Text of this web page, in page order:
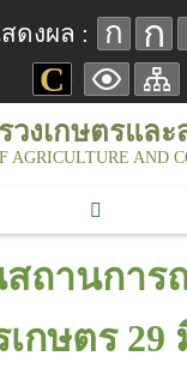
ดงผล : ก ก
C
วงเกษตรแล
AGRICULTURE AND
สถานกา
กษตร 29